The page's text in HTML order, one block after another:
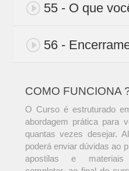
55 - O que
56 -
COMO FUNCIONA
O Curso é estruturado
abordagem prática para
quantas vezes desejar.
poderá enviar dúvidas ao
apostilas e materiais